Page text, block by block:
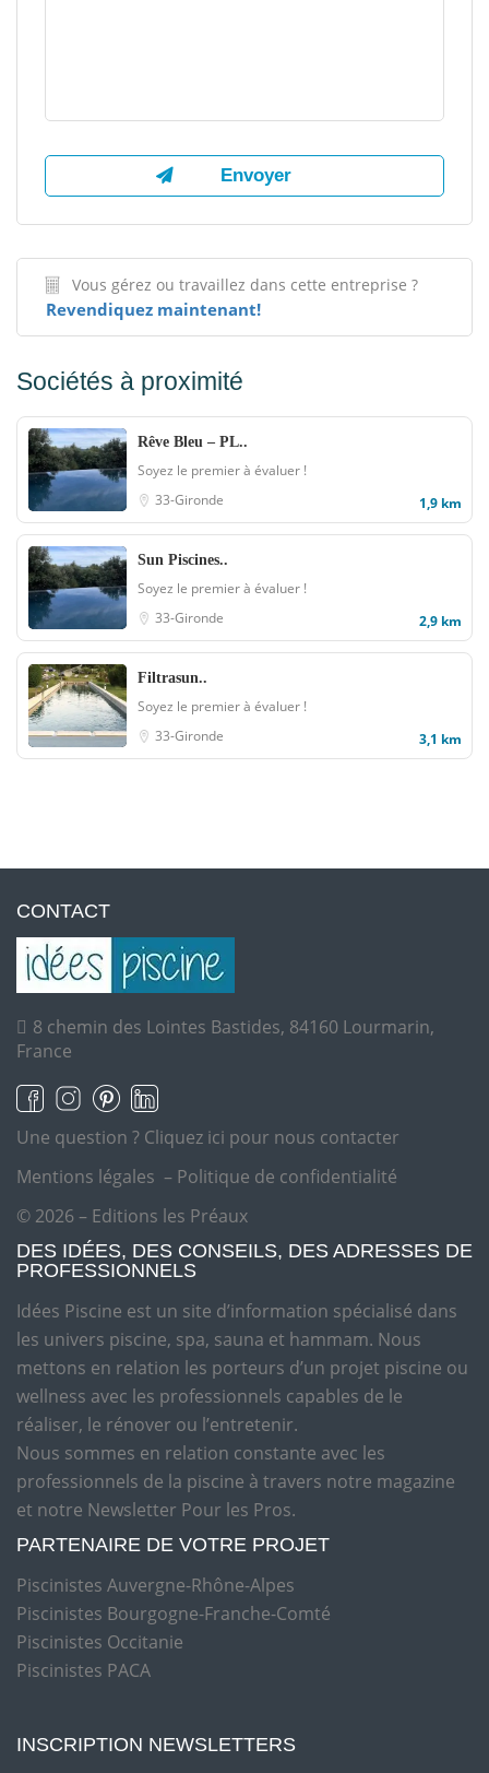
Vous gérez ou travaillez dans cette entreprise ?
Revendiquez maintenant!
Sociétés à proximité
Rêve Bleu – PL..
Soyez le premier à évaluer !
33-Gironde
1,9 km
Sun Piscines..
Soyez le premier à évaluer !
33-Gironde
2,9 km
Filtrasun..
Soyez le premier à évaluer !
33-Gironde
3,1 km
CONTACT
8 chemin des Lointes Bastides, 84160 Lourmarin,
France
Une question ? Cliquez ici pour nous contacter
Mentions légales – Politique de confidentialité
© 2026 – Editions les Préaux
DES IDÉES, DES CONSEILS, DES ADRESSES DE
PROFESSIONNELS
Idées Piscine est un site d’information spécialisé dans
les univers piscine, spa, sauna et hammam. Nous
mettons en relation les porteurs d’un projet piscine ou
wellness avec les professionnels capables de le
réaliser, le rénover ou l’entretenir.
Nous sommes en relation constante avec les
professionnels de la piscine à travers notre magazine
et notre Newsletter Pour les Pros.
PARTENAIRE DE VOTRE PROJET
Piscinistes Auvergne-Rhône-Alpes
Piscinistes Bourgogne-Franche-Comté
Piscinistes Occitanie
Piscinistes PACA
INSCRIPTION NEWSLETTERS